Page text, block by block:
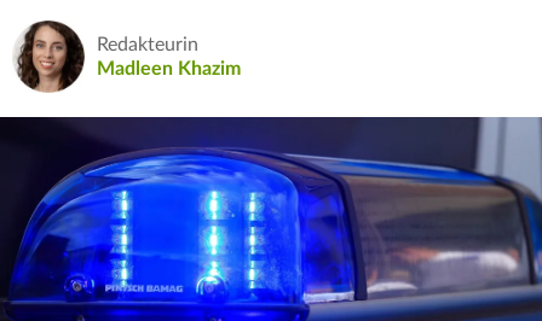
Redakteurin
Madleen Khazim